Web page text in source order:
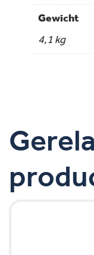
Gewicht
4,1 kg